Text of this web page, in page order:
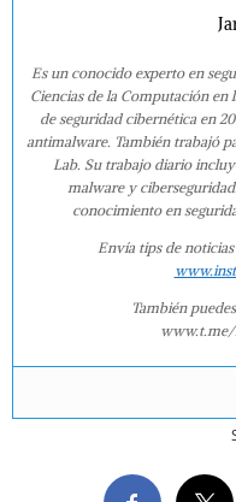
Es un conocido experto en
Ciencias de la Computación
de seguridad cibernética en
antimalware. También trabajó
Lab. Su trabajo diario
malware y
conocimiento en
Envía tips de
También
www.t.me/